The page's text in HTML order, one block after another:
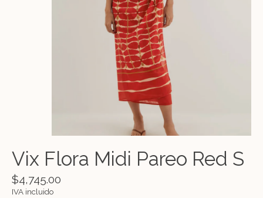
Vix Flora Midi Pareo Red S
$4,745.00
IVA incluido